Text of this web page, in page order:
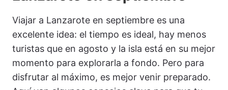
Viajar a Lanzarote en septiembre es una
excelente idea: el tiempo es ideal, hay menos
turistas que en agosto y la isla está en su mejor
momento para explorarla a fondo. Pero para
disfrutar al máximo, es mejor venir preparado.